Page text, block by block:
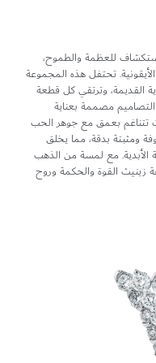
للعظمة والطموح،
تحتفل هذه المجموعة
القديمة، وترتقي كل قطعة
التصاميم مصممة بعناية
تتناغم بعمق مع جوهر الحب
ومثبتة بدقة، مما يخلق
الأبدية. مع لمسة من الذهب
زينيث القوة والحكمة وروح